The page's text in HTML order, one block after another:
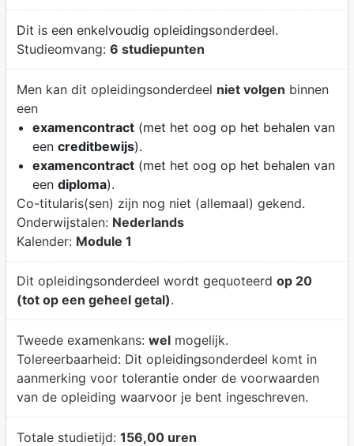
Dit is een enkelvoudig opleidingsonderdeel.
Studieomvang: 6 studiepunten
Men kan dit opleidingsonderdeel niet volgen binnen
een
examencontract(met het oog op het behalen van
een creditbewijs).
examencontract(met het oog op het behalen van
een diploma).
Co-titularis(sen) zijn nog niet (allemaal) gekend.
Onderwijstalen: Nederlands
Kalender: Module 1
Dit opleidingsonderdeel wordt gequoteerd op 20
(tot op een geheel getal).
Tweede examenkans: welmogelijk.
Tolereerbaarheid: Dit opleidingsonderdeel komt in
aanmerking voor tolerantie onder de voorwaarden
van de opleiding waarvoor je bent ingeschreven.
Totale studietijd: 156,00 uren